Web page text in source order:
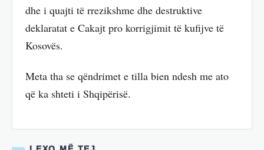
dhe i quajti të rrezikshme dhe destruktive
deklaratat e Cakajt pro korrigjimit të kufijve të
Kosovës.
Meta tha se qëndrimet e tilla bien ndesh me ato
që ka shteti i Shqipërisë.